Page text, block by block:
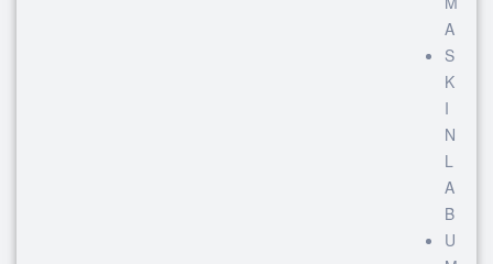
A
S
K
I
N
L
A
B
U